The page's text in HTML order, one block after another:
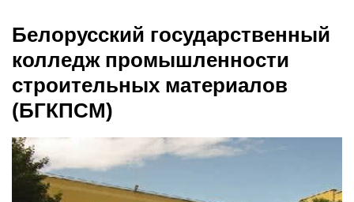
Белорусский государственный
колледж промышленности
строительных материалов
(БГКПСМ)